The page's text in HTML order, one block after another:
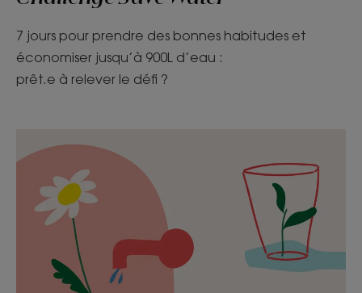
7 jours pour prendre des bonnes habitudes et
économiser jusqu’à 900L d’eau :
prêt.e à relever le défi ?